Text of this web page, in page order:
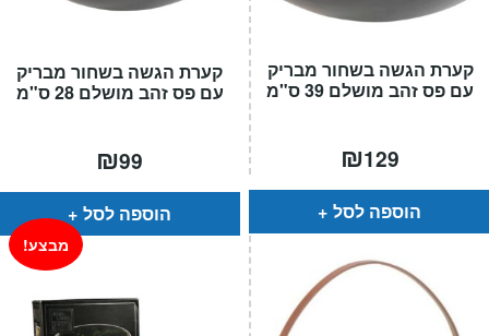
קערת הגשה בשחור מבריק
עם פס זהב מושלם 28 ס"מ
₪99
הוספה לסל
קערת הגשה בשחור מבריק
עם פס זהב מושלם 39 ס"מ
₪129
הוספה לסל
מבצע!